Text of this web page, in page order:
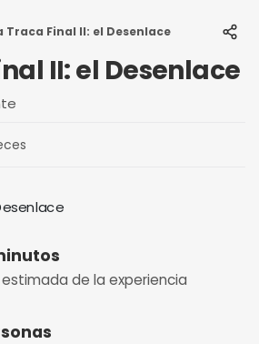
Traca Final II: el Desenlace
II: el Desenlace
de la experiencia